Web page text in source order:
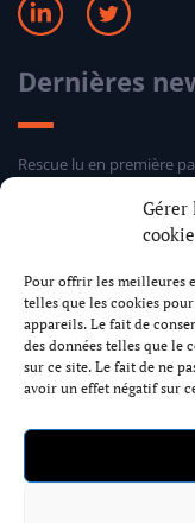
Gérer
Pour offrir les meilleures
telles que les cookies
appareils. Le fait de
des données telles que le
sur ce site. Le fait de ne
avoir un effet négatif sur
Dernières
Rescue lu en première
Sélection hebdomadaire
Sélection hebdomadaire
Cabinet
17 rue Dumont d’Urville
+33 1 73 79 58 89